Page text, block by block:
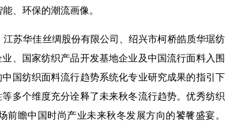
、环保的潮流画像。
华佳丝绸股份有限公司、绍兴市柯桥皓质华琚
、国家纺织产品开发基地企业及中国流行面料入
国纺织面料流行趋势系统化专业研究成果的指引下
多个维度充分诠释了未来秋冬流行趋势。优秀纺
前瞻中国时尚产业未来秋冬发展方向的饕餮盛宴。